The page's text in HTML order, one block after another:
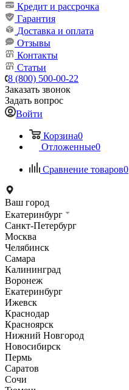
Кредит и рассрочка
Гарантия
Доставка и оплата
Отзывы
Контакты
Статьи
8 (800) 500-00-22
Заказать звонок
Задать вопрос
Войти
Корзина0
Отложенные0
Сравнение товаров0
Ваш город
Екатеринбург
Санкт-Петербург
Москва
Челябинск
Самара
Калининград
Воронеж
Екатеринбург
Ижевск
Краснодар
Красноярск
Нижний Новгород
Новосибирск
Пермь
Саратов
Сочи